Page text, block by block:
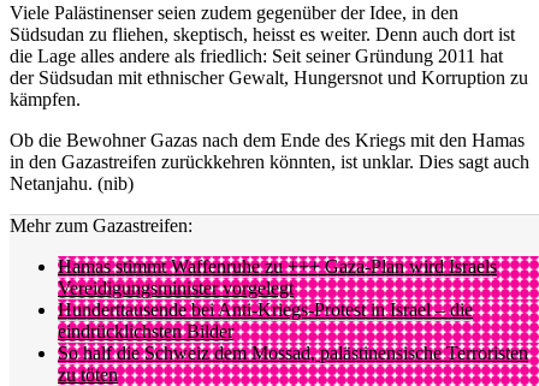
Viele Palästinenser seien zudem gegenüber der Idee, in den
Südsudan zu fliehen, skeptisch, heisst es weiter. Denn auch dort ist
die Lage alles andere als friedlich: Seit seiner Gründung 2011 hat
der Südsudan mit ethnischer Gewalt, Hungersnot und Korruption zu
kämpfen.
Ob die Bewohner Gazas nach dem Ende des Kriegs mit den Hamas
in den Gazastreifen zurückkehren könnten, ist unklar. Dies sagt auch
Netanjahu. (nib)
Mehr zum Gazastreifen:
Hamas stimmt Waffenruhe zu +++ Gaza-Plan wird Israels
Vereidigungsminister vorgelegt
Hunderttausende bei Anti-Kriegs-Protest in Israel – die
eindrücklichsten Bilder
So half die Schweiz dem Mossad, palästinensische Terroristen
zu töten